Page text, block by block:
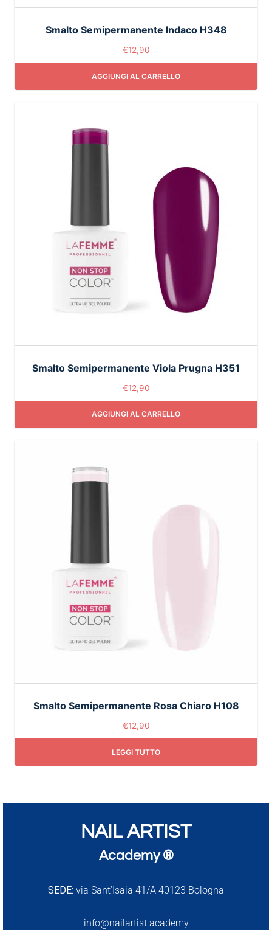
Smalto Semipermanente Indaco H348
€12,90
AGGIUNGI AL CARRELLO
Smalto Semipermanente Viola Prugna H351
€12,90
AGGIUNGI AL CARRELLO
Smalto Semipermanente Rosa Chiaro H108
€12,90
LEGGI TUTTO
NAIL ARTIST
Academy ®
SEDE: via Sant’Isaia 41/A 40123 Bologna
info@nailartist.academy